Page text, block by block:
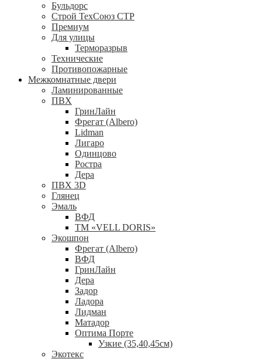
Бульдорс
Строй ТехСоюз СТР
Премиум
Для улицы
Терморазрыв
Технические
Противопожарные
Межкомнатные двери
Ламинированные
ПВХ
ГринЛайн
Фрегат (Albero)
Lidman
Лигаро
Одинцово
Ростра
Дера
ПВХ 3D
Глянец
Эмаль
ВФД
ТМ «VELL DORIS»
Экошпон
Фрегат (Albero)
ВФД
ГринЛайн
Дера
Задор
Ладора
Лидман
Матадор
Оптима Порте
Узкие (35,40,45см)
Экотекс